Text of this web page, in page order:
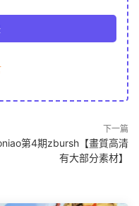
下一篇
第4期zbursh【畫質高清
有大部分素材】